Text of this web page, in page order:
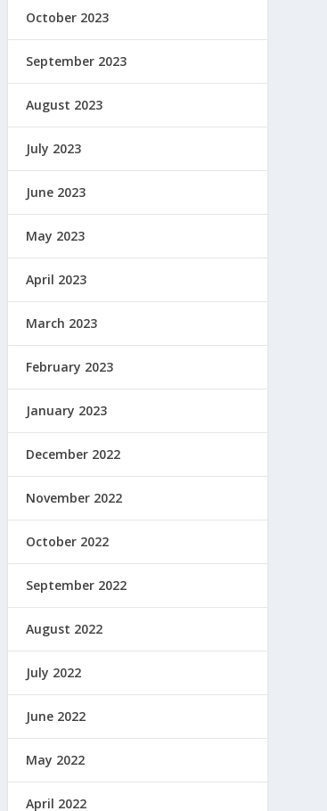
October 2023
September 2023
August 2023
July 2023
June 2023
May 2023
April 2023
March 2023
February 2023
January 2023
December 2022
November 2022
October 2022
September 2022
August 2022
July 2022
June 2022
May 2022
April 2022